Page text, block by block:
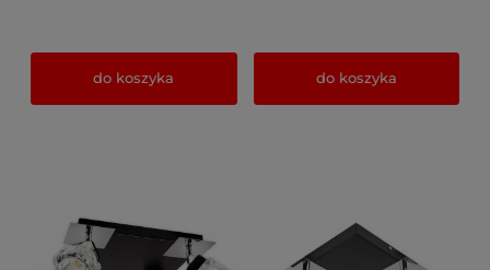
do koszyka do koszyka